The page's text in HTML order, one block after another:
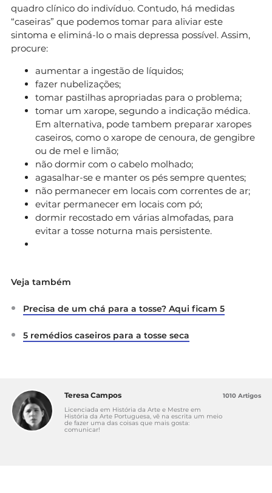
quadro clínico do indivíduo. Contudo, há medidas
“caseiras” que podemos tomar para aliviar este
sintoma e eliminá-lo o mais depressa possível. Assim,
procure:
aumentar a ingestão de líquidos;
fazer nubelizações;
tomar pastilhas apropriadas para o problema;
tomar um xarope, segundo a indicação médica.
Em alternativa, pode tambem preparar xaropes
caseiros, como o xarope de cenoura, de gengibre
ou de mel e limão;
não dormir com o cabelo molhado;
agasalhar-se e manter os pés sempre quentes;
não permanecer em locais com correntes de ar;
evitar permanecer em locais com pó;
dormir recostado em várias almofadas, para
evitar a tosse noturna mais persistente.
Veja também
Precisa de um chá para a tosse? Aqui ficam 5
5 remédios caseiros para a tosse seca
Teresa Campos
Licenciada em História da Arte e Mestre em
História da Arte Portuguesa, vê na escrita um meio
de fazer uma das coisas que mais gosta:
comunicar!
1010 Artigos